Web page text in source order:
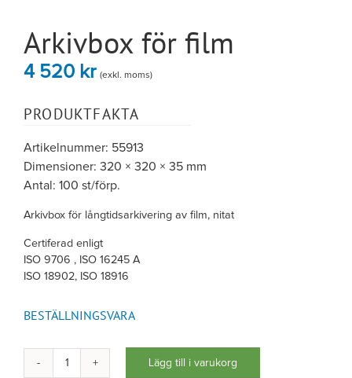
Arkivbox för film
4 520 kr (exkl. moms)
PRODUKTFAKTA
Artikelnummer: 55913
Dimensioner: 320 × 320 × 35 mm
Antal: 100 st/förp.
Arkivbox för långtidsarkivering av film, nitat
Certiferad enligt
ISO 9706 , ISO 16245 A
ISO 18902, ISO 18916
BESTÄLLNINGSVARA
Lägg till i varukorg